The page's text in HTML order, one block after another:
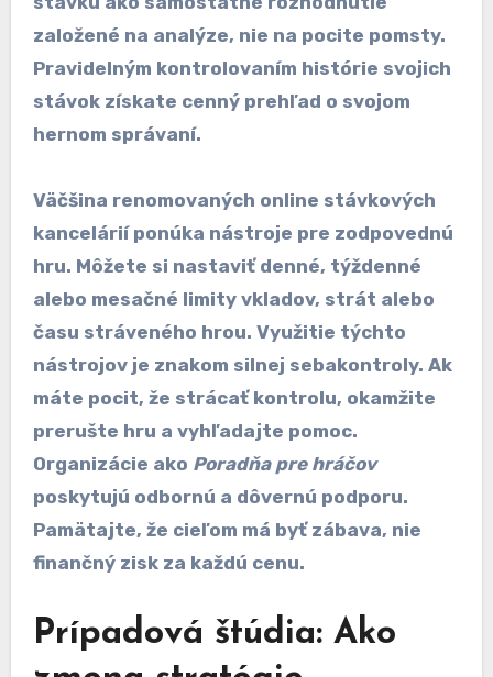
založené na analýze, nie na pocite pomsty.
Pravidelným kontrolovaním histórie svojich
stávok získate cenný prehľad o svojom
hernom správaní.
Väčšina renomovaných online stávkových
kancelárií ponúka nástroje pre zodpovednú
hru. Môžete si nastaviť denné, týždenné
alebo mesačné limity vkladov, strát alebo
času stráveného hrou. Využitie týchto
nástrojov je znakom silnej sebakontroly. Ak
máte pocit, že strácať kontrolu, okamžite
prerušte hru a vyhľadajte pomoc.
Organizácie ako Poradňa pre hráčov
poskytujú odbornú a dôvernú podporu.
Pamätajte, že cieľom má byť zábava, nie
finančný zisk za každú cenu.
Prípadová štúdia: Ako